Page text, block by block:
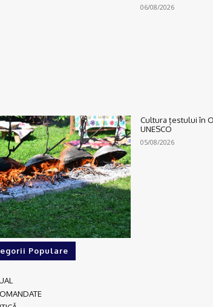
06/08/2026
Cultura țestului în
UNESCO
05/08/2026
Populare